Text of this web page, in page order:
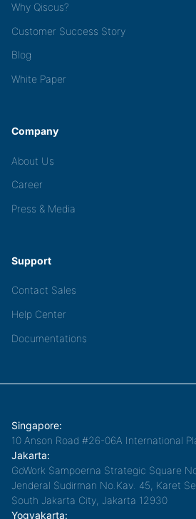
Why Qiscus?
Customer Success Story
Blog
White Paper
Company
About Us
Career
Press & Media
Support
Contact Sales
Help Center
Documentations
Singapore:
10 Anson Road #26-06A International
Jakarta:
GoWork Sampoerna Strategic Square
Jenderal Sudirman No.Kav. 45, Karet
South Jakarta City, Jakarta 12930
Yogyakarta: